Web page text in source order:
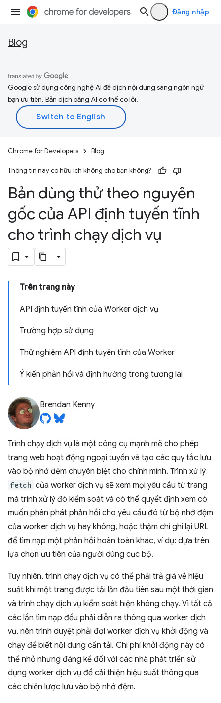
Đăng nhập
Blog
Google sử dụng công nghệ AI để dịch nội dung sang ngôn ngữ
bạn ưu tiên. Bản dịch bằng AI có thể có lỗi.
Chrome for Developers Blog
Thông tin này có hữu ích không cho bạn không?
Bản dùng thử theo nguyên
gốc của API định tuyến tĩnh
cho trình chạy dịch vụ
Trên trang này
API định tuyến tĩnh của Worker dịch vụ
Trường hợp sử dụng
Thử nghiệm API định tuyến tĩnh của Worker
Ý kiến phản hồi và định hướng trong tương lai
Brendan Kenny
Trình chạy dịch vụ là một công cụ mạnh mẽ cho phép
trang web hoạt động ngoại tuyến và tạo các quy tắc lưu
vào bộ nhớ đệm chuyên biệt cho chính mình. Trình xử lý
fetch của worker dịch vụ sẽ xem mọi yêu cầu từ trang
mà trình xử lý đó kiểm soát và có thể quyết định xem có
muốn phân phát phản hồi cho yêu cầu đó từ bộ nhớ đệm
của worker dịch vụ hay không, hoặc thậm chí ghi lại URL
để tìm nạp một phản hồi hoàn toàn khác, ví dụ: dựa trên
lựa chọn ưu tiên của người dùng cục bộ.
Tuy nhiên, trình chạy dịch vụ có thể phải trả giá về hiệu
suất khi một trang được tải lần đầu tiên sau một thời gian
và trình chạy dịch vụ kiểm soát hiện không chạy. Vì tất cả
các lần tìm nạp đều phải diễn ra thông qua worker dịch
vụ, nên trình duyệt phải đợi worker dịch vụ khởi động và
chạy để biết nội dung cần tải. Chi phí khởi động này có
thể nhỏ nhưng đáng kể đối với các nhà phát triển sử
dụng worker dịch vụ để cải thiện hiệu suất thông qua
các chiến lược lưu vào bộ nhớ đệm.